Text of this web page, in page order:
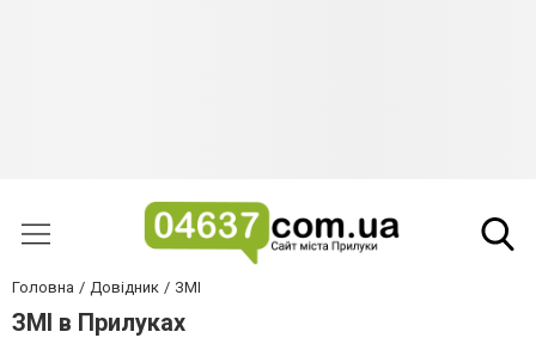
Головна Довідник ЗМІ
ЗМІ в Прилуках